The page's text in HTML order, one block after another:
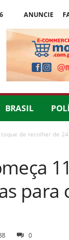
ANUNCIE
BRASIL
de recolher de
0